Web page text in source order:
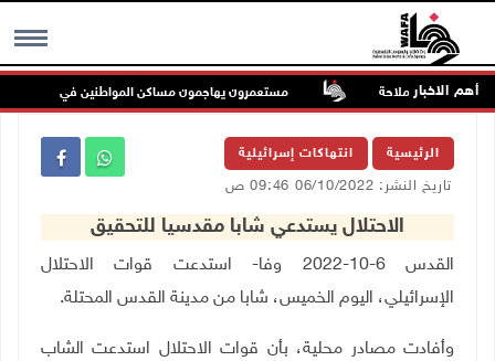
MENU أهم الاخبار
حرية الملاحة مستعمرون يهاجمون مساكن المواطنين في خربة الحمة
الرئيسية انتهاكات إسرائيلية
تاريخ النشر: 06/10/2022 09:46 ص
الاحتلال يستدعي شابا مقدسيا للتحقيق
القدس 6-10-2022 وفا- استدعت قوات الاحتلال
الإسرائيلي، اليوم الخميس، شابا من مدينة القدس المحتلة.
وأفادت مصادر محلية، بأن قوات الاحتلال استدعت الشاب